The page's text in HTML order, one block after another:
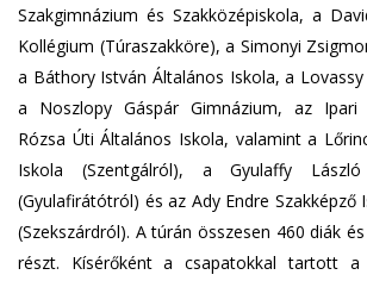
Szakgimnázium és Szakközépiskola, a
Kollégium (Túraszakköre), a Simonyi
a Báthory István Általános Iskola, a
a Noszlopy Gáspár Gimnázium, az Ipari
Rózsa Úti Általános Iskola, valamint a
Iskola (Szentgálról), a Gyulaffy
(Gyulafirátótról) és az Ady Endre Szakképző
(Szekszárdról). A túrán összesen 460 diák
részt. Kísérőként a csapatokkal tartott a